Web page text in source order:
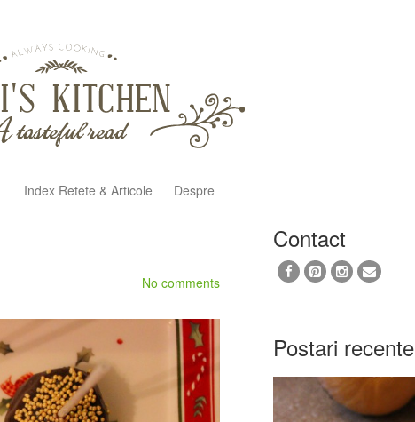
Index Retete & Articole Despre
No comments
Contact
Postari recente